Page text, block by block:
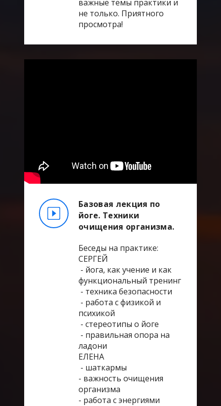
важные темы практики и
не только. Приятного
просмотра!
Базовая лекция по
йоге. Техники
очищения организма.
Беседы на практике:
СЕРГЕЙ
- йога, как учение и как
функциональный тренинг
- техника безопасности
- работа с физикой и
психикой
- стереотипы о йоге
- правильная опора на
ладони
ЕЛЕНА
- шаткармы
- важность очищения
организма
- работа с энергиями